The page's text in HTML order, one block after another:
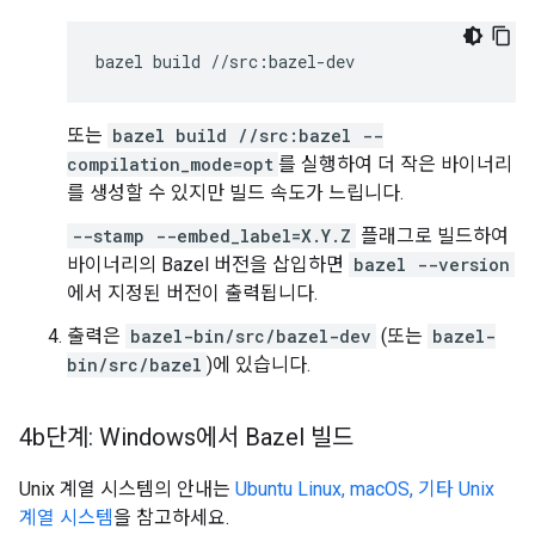
또는 bazel build //src:bazel --
compilation_mode=opt 를 실행하여 더 작은 바이너리
를 생성할 수 있지만 빌드 속도가 느립니다.
--stamp --embed_label=X.Y.Z 플래그로 빌드하여
바이너리의 Bazel 버전을 삽입하면 bazel --version
에서 지정된 버전이 출력됩니다.
출력은 bazel-bin/src/bazel-dev (또는 bazel-
bin/src/bazel )에 있습니다.
4b단계: Windows에서 Bazel 빌드
Unix 계열 시스템의 안내는 Ubuntu Linux, macOS, 기타 Unix
계열 시스템을 참고하세요.